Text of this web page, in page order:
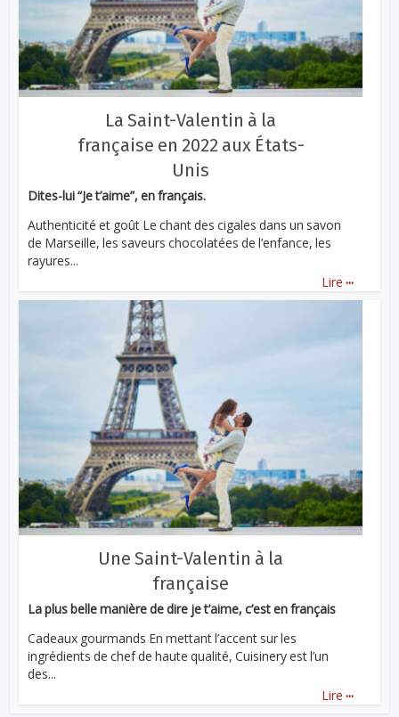
La Saint-Valentin à la
française en 2022 aux États-
Unis
Dites-lui “Je t’aime”, en français.
Authenticité et goût Le chant des cigales dans un savon
de Marseille, les saveurs chocolatées de l’enfance, les
rayures...
Lire ...
Une Saint-Valentin à la
française
La plus belle manière de dire je t’aime, c’est en français
Cadeaux gourmands En mettant l’accent sur les
ingrédients de chef de haute qualité, Cuisinery est l’un
des...
Lire ...